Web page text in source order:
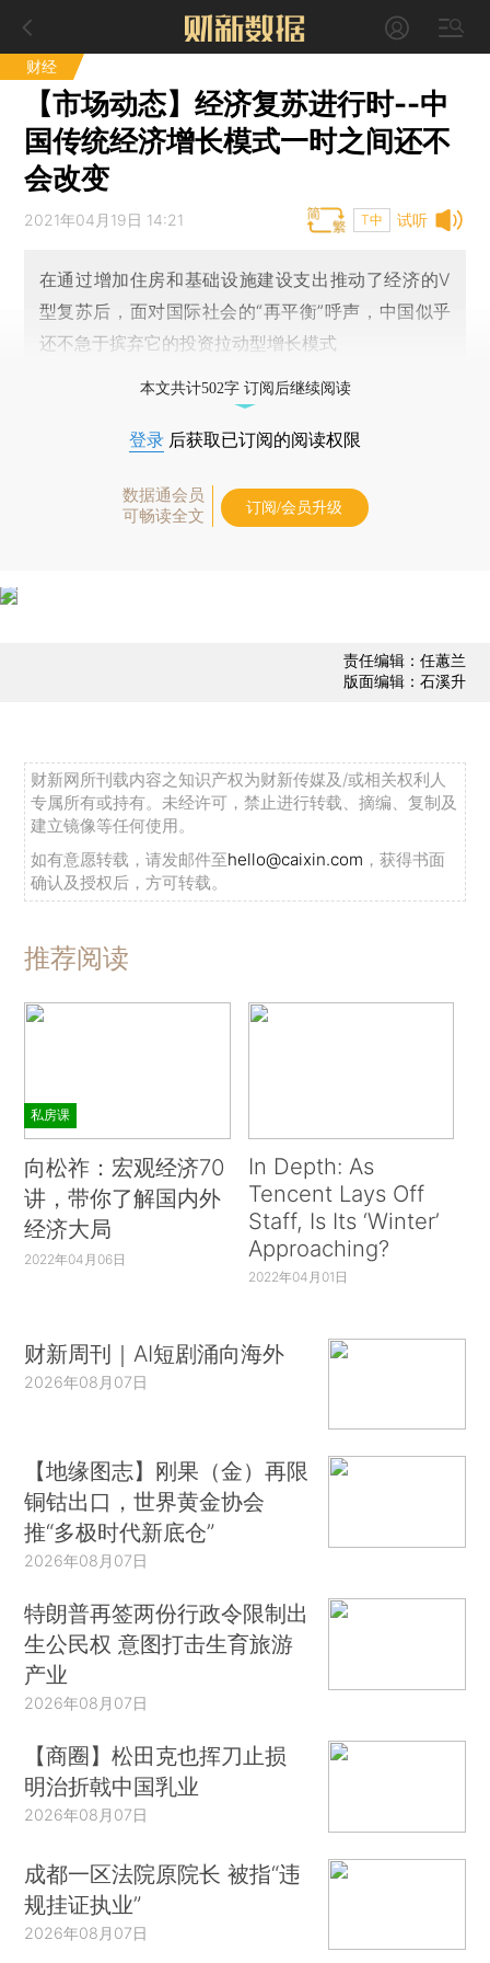
财经
【市场动态】经济复苏进行时--中
国传统经济增长模式一时之间还不
会改变
试听
2021年04月19日 14:21 T中
在通过增加住房和基础设施建设支出推动了经济的V
型复苏后，面对国际社会的“再平衡”呼声，中国似乎
还不急于摈弃它的投资拉动型增长模式
本文共计502字 订阅后继续阅读
登录 后获取已订阅的阅读权限
数据通会员
可畅读全文
订阅/会员升级
责任编辑：任蕙兰
版面编辑：石溪升
财新网所刊载内容之知识产权为财新传媒及/或相关权利人
专属所有或持有。未经许可，禁止进行转载、摘编、复制及
建立镜像等任何使用。
如有意愿转载，请发邮件至hello@caixin.com ，获得书面
确认及授权后，方可转载。
推荐阅读
私房课
向松祚：宏观经济70
讲，带你了解国内外
经济大局
2022年04月06日
In Depth: As
Tencent Lays Off
Staff, Is Its ‘Winter’
Approaching?
2022年04月01日
财新周刊｜AI短剧涌向海外
2026年08月07日
【地缘图志】刚果（金）再限
铜钴出口，世界黄金协会
推“多极时代新底仓”
2026年08月07日
特朗普再签两份行政令限制出
生公民权 意图打击生育旅游
产业
2026年08月07日
【商圈】松田克也挥刀止损
明治折戟中国乳业
2026年08月07日
成都一区法院原院长 被指“违
规挂证执业”
2026年08月07日